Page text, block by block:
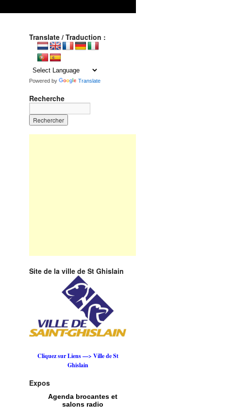
Translate / Traduction :
Powered by Translate
Recherche
Site de la ville de St Ghislain
Cliquez sur Liens —> Ville de St
Ghislain
Expos